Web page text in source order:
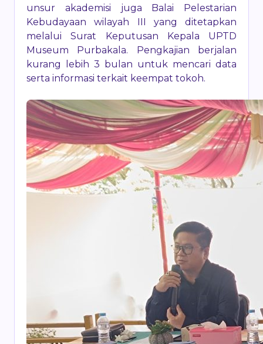
unsur akademisi juga Balai Pelestarian
Kebudayaan wilayah III yang ditetapkan
melalui Surat Keputusan Kepala UPTD
Museum Purbakala. Pengkajian berjalan
kurang lebih 3 bulan untuk mencari data
serta informasi terkait keempat tokoh.